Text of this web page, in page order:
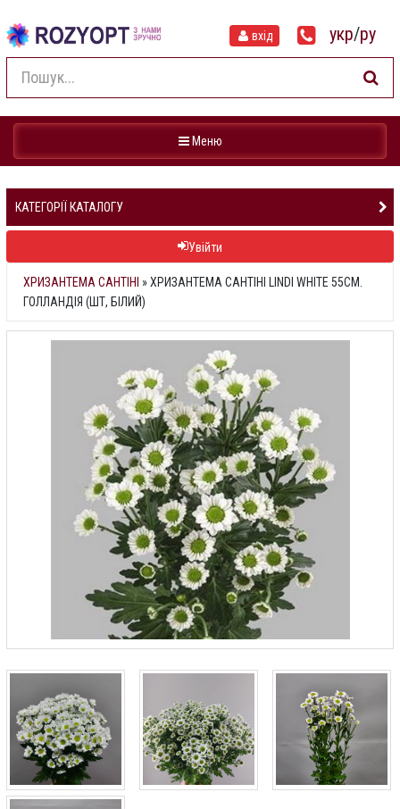
вхід укр/ру
Навігація
Меню
КАТЕГОРІЇ КАТАЛОГУ
Увійти
ХРИЗАНТЕМА САНТІНІ »ХРИЗАНТЕМА САНТІНІ LINDI WHITE 55СМ.
ГОЛЛАНДІЯ (ШТ, БІЛИЙ)